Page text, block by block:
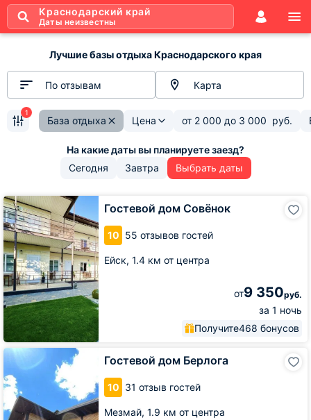
Краснодарский край
Даты неизвестны
Лучшие базы отдыха Краснодарского края
По отзывам Карта
База отдыха Цена от 2 000 до 3 000 руб.
1
Сегодня Завтра Выбрать даты
Гостевой дом Совёнок
10 55 отзывов гостей
Ейск, 1.4 км от центра
от9 350руб.
за 1 ночь
Получите468 бонусов
Гостевой
дом
Совёнок
Гостевой дом Берлога
10 31 отзыв гостей
Мезмай, 1.9 км от центра
Гостевой
дом
Берлога